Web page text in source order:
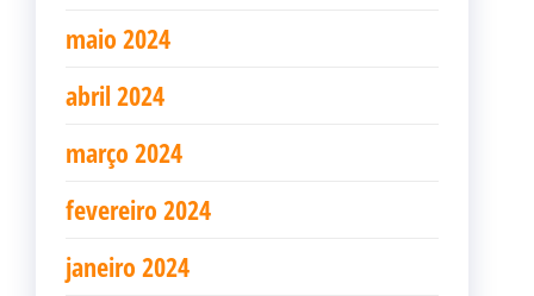
maio 2024
abril 2024
março 2024
fevereiro 2024
janeiro 2024